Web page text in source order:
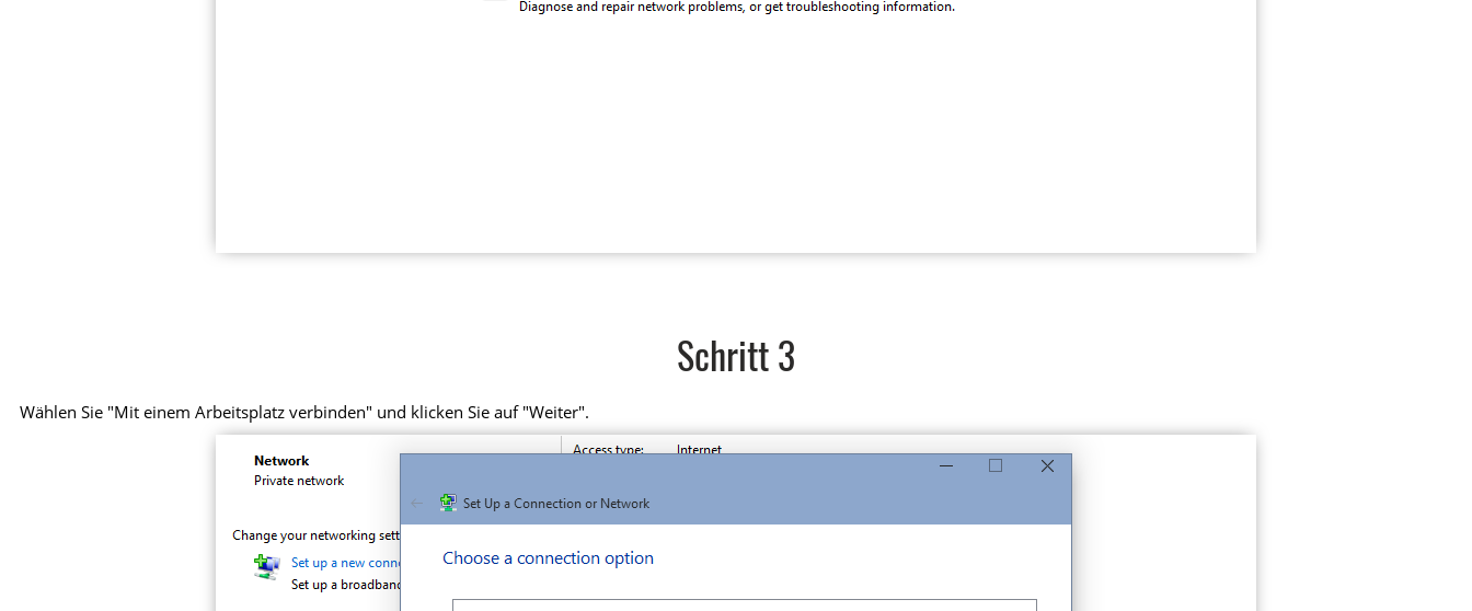
Schritt 3
Wählen Sie "Mit einem Arbeitsplatz verbinden" und klicken Sie auf "Weiter".